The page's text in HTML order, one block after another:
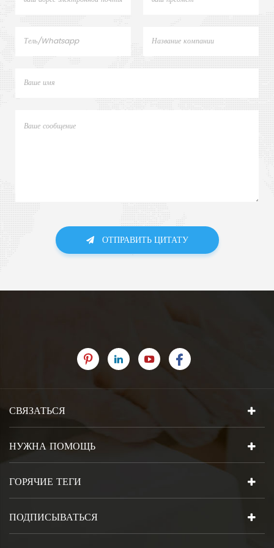
ОТПРАВИТЬ ЦИТАТУ
СВЯЗАТЬСЯ
НУЖНА ПОМОЩЬ
ГОРЯЧИЕ ТЕГИ
ПОДПИСЫВАТЬСЯ